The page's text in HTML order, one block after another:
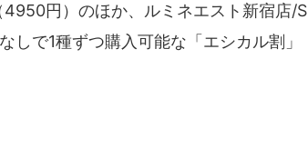
円）のほか、ルミネエスト新宿店/S
しで1種ずつ購入可能な「エシカル割」